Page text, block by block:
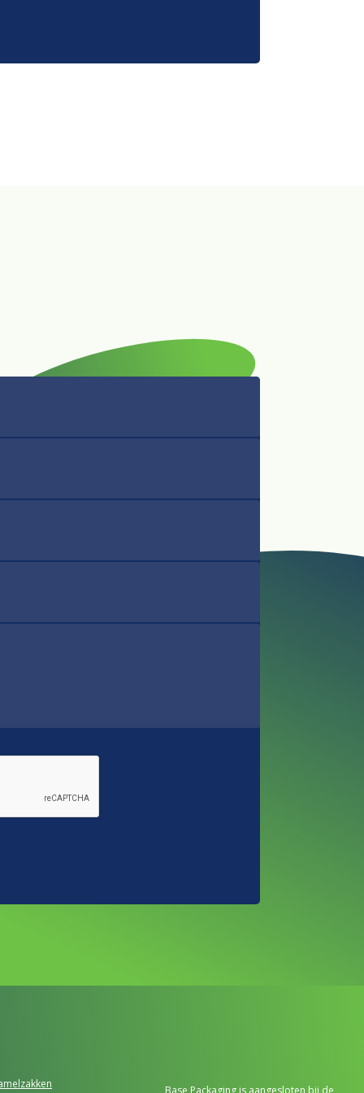
Base Packaging is aangesloten bij de